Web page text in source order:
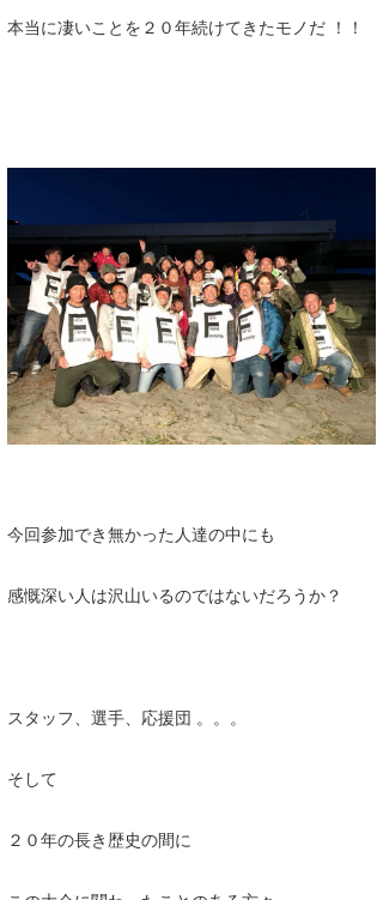
本当に凄いことを２０年続けてきたモノだ ！！
今回参加でき無かった人達の中にも
感慨深い人は沢山いるのではないだろうか？
スタッフ、選手、応援団 。。。
そして
２０年の長き歴史の間に